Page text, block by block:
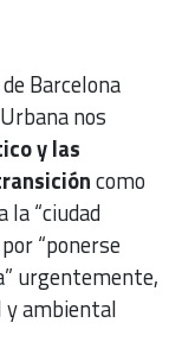
Barcelona
nos
y las
como
la “ciudad
“ponerse
urgentemente,
y ambiental